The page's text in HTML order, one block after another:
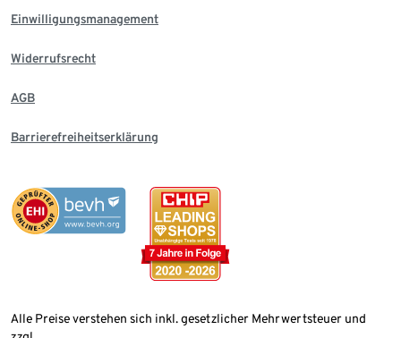
Einwilligungsmanagement
Widerrufsrecht
AGB
Barrierefreiheitserklärung
Alle Preise verstehen sich inkl. gesetzlicher Mehrwertsteuer und